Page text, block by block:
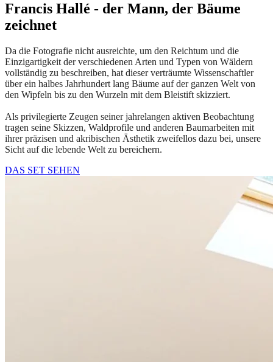
Francis Hallé - der Mann, der Bäume
zeichnet
Da die Fotografie nicht ausreichte, um den Reichtum und die
Einzigartigkeit der verschiedenen Arten und Typen von Wäldern
vollständig zu beschreiben, hat dieser verträumte Wissenschaftler
über ein halbes Jahrhundert lang Bäume auf der ganzen Welt von
den Wipfeln bis zu den Wurzeln mit dem Bleistift skizziert.
Als privilegierte Zeugen seiner jahrelangen aktiven Beobachtung
tragen seine Skizzen, Waldprofile und anderen Baumarbeiten mit
ihrer präzisen und akribischen Ästhetik zweifellos dazu bei, unsere
Sicht auf die lebende Welt zu bereichern.
DAS SET SEHEN